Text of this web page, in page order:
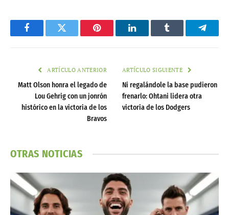
FacebookTwitter Pinterest LinkedInTumblr
ARTÍCULO ANTERIOR
Matt Olson honra el legado de
Lou Gehrig con un jonrón
histórico en la victoria de los
Bravos
ARTÍCULO SIGUIENTE
Ni regalándole la base pudieron
frenarlo: Ohtani lidera otra
victoria de los Dodgers
OTRAS NOTICIAS